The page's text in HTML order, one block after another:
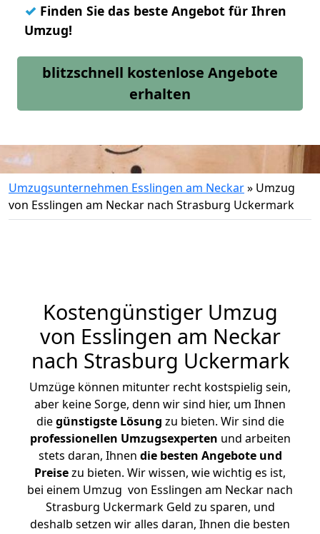
✓ Finden Sie das beste Angebot für Ihren
Umzug!
blitzschnell kostenlose Angebote
erhalten
Umzugsunternehmen Esslingen am Neckar» Umzug
von Esslingen am Neckar nach Strasburg Uckermark
Kostengünstiger Umzug
von Esslingen am Neckar
nach Strasburg Uckermark
Umzüge können mitunter recht kostspielig sein,
aber keine Sorge, denn wir sind hier, um Ihnen
diegünstigste Lösung zu bieten. Wir sind die
professionellen Umzugsexperten und arbeiten
stets daran, Ihnen die besten Angebote und
Preisezu bieten. Wir wissen, wie wichtig es ist,
bei einem Umzug von Esslingen am Neckar nach
Strasburg Uckermark Geld zu sparen, und
deshalb setzen wir alles daran, Ihnen die besten